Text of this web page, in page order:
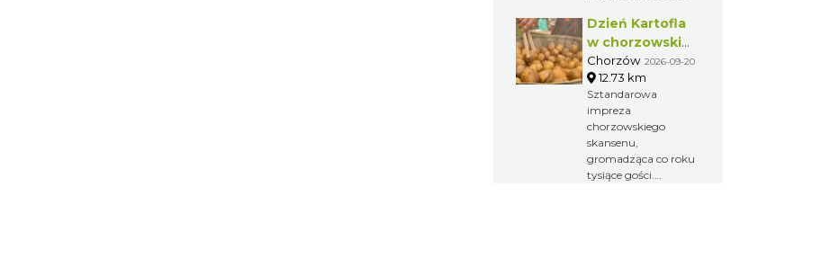
Dzień Kartofla
w chorzowskim
skansenie
Chorzów 2026-09-20
12.73 km
Sztandarowa
impreza
chorzowskiego
skansenu,
gromadząca co roku
tysiące gości.